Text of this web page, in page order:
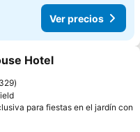
Ver precios
a favoritos
Hotel
para fiestas en el jardín con